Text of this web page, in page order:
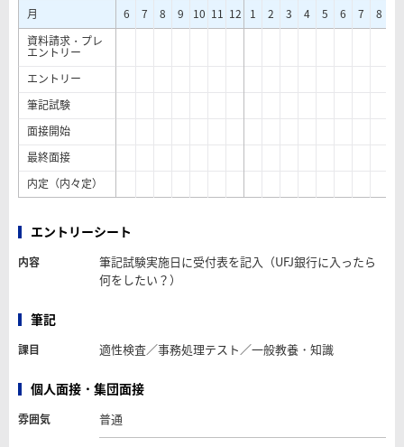
月
6 7 8 9 10 11 12 1 2 3 4 5 6 7 8
資料請求・プレ
エントリー
エントリー
筆記試験
面接開始
最終面接
内定（内々定）
エントリーシート
内容
筆記試験実施日に受付表を記入（UFJ銀行に入ったら
何をしたい？）
筆記
課目 適性検査／事務処理テスト／一般教養・知識
個人面接・集団面接
雰囲気 普通